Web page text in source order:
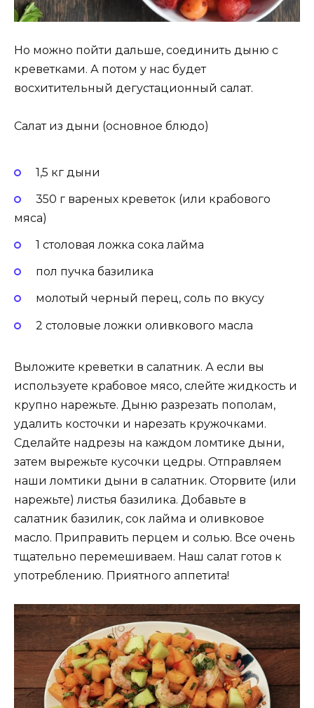
Но можно пойти дальше, соединить дыню с
креветками. А потом у нас будет
восхитительный дегустационный салат.
Салат из дыни (основное блюдо)
1,5 кг дыни
350 г вареных креветок (или крабового
мяса)
1 столовая ложка сока лайма
пол пучка базилика
молотый черный перец, соль по вкусу
2 столовые ложки оливкового масла
Выложите креветки в салатник. А если вы
используете крабовое мясо, слейте жидкость и
крупно нарежьте. Дыню разрезать пополам,
удалить косточки и нарезать кружочками.
Сделайте надрезы на каждом ломтике дыни,
затем вырежьте кусочки цедры. Отправляем
наши ломтики дыни в салатник. Оторвите (или
нарежьте) листья базилика. Добавьте в
салатник базилик, сок лайма и оливковое
масло. Приправить перцем и солью. Все очень
тщательно перемешиваем. Наш салат готов к
употреблению. Приятного аппетита!